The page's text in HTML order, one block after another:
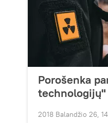
Porošenka
2018 Balandžio 26,